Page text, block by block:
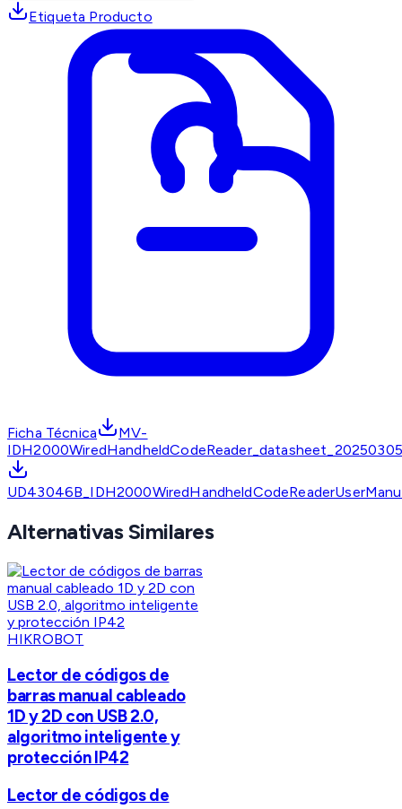
Etiqueta Producto
Ficha Técnica
MV-
Alternativas Similares
HIKROBOT
Lector de códigos de
barras manual cableado
1D y 2D con USB 2.0,
algoritmo inteligente y
protección IP42
Lector de códigos de